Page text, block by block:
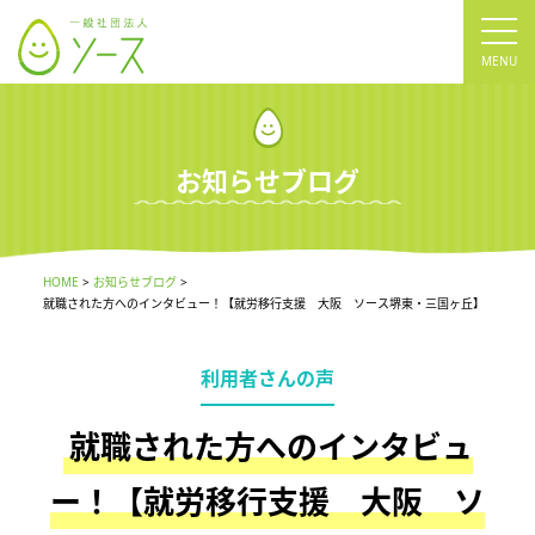
お知らせブログ
HOME
お知らせブログ
就職された方へのインタビュー！【就労移行支援 大阪 ソース堺東・三国ヶ丘】
利用者さんの声
就職された方へのインタビュ
ー！【就労移行支援 大阪 ソ